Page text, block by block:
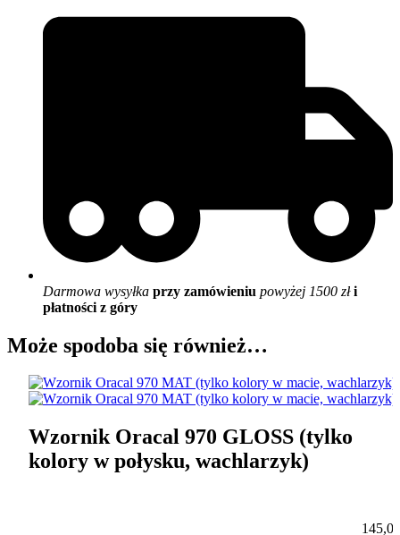
Darmowa wysyłka przy zamówieniu powyżej 1500 złi
płatności z góry
Może spodoba się również…
Wzornik Oracal 970 GLOSS (tylko
kolory w połysku, wachlarzyk)